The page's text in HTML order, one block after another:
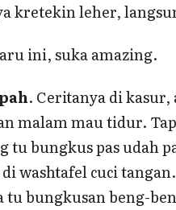
kretekin leher,
ini, suka amazing.
. Ceritanya di kasur,
malam mau tidur.
tu bungkus pas udah
washtafel cuci
tu bungkusan beng-